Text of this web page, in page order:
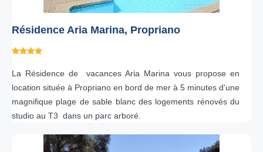
Résidence Aria Marina, Propriano
La Résidence de vacances Aria Marina vous propose en
location située à Propriano en bord de mer à 5 minutes d'une
magnifique plage de sable blanc des logements rénovés du
studio au T3 dans un parc arboré.